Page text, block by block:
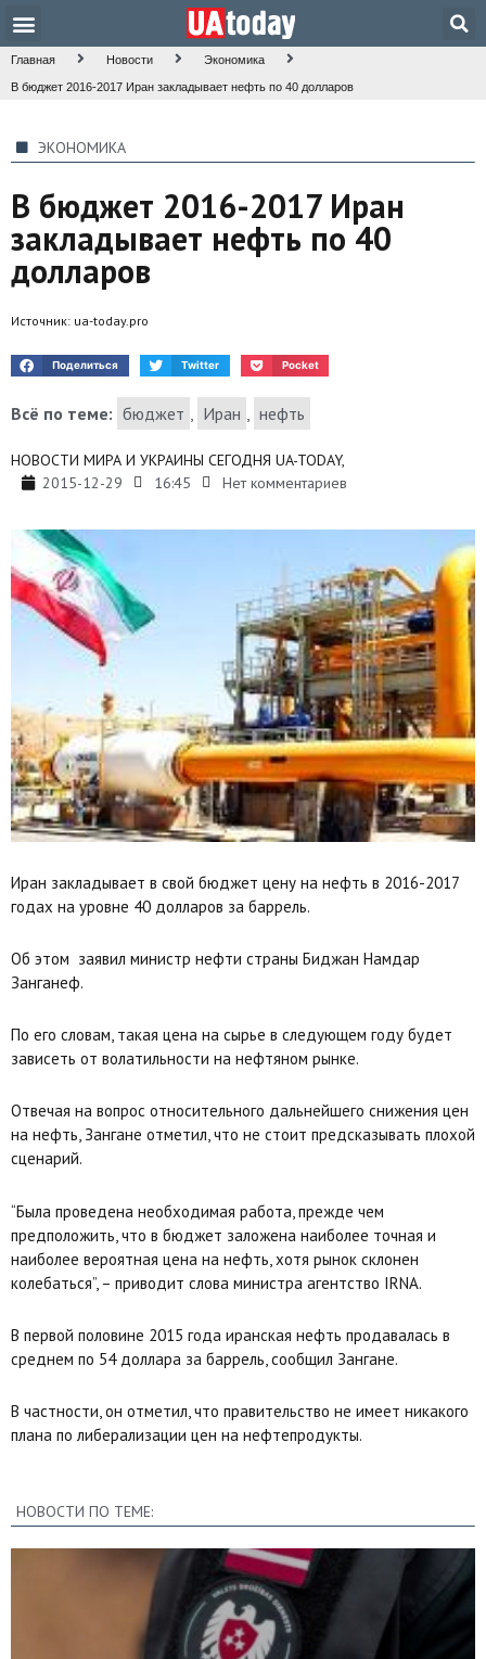
Главная Новости Экономика
В бюджет 2016-2017 Иран закладывает нефть по 40 долларов
ЭКОНОМИКА
В бюджет 2016-2017 Иран
закладывает нефть по 40
долларов
Источник: ua-today.pro
Поделиться Twitter Pocket
Всё по теме: бюджет , Иран , нефть
НОВОСТИ МИРА И УКРАИНЫ СЕГОДНЯ UA-TODAY,
2015-12-29
16:45 Нет комментариев
Иран закладывает в свой бюджет цену на нефть в 2016-2017
годах на уровне 40 долларов за баррель.
Об этом заявил министр нефти страны Биджан Намдар
Занганеф.
По его словам, такая цена на сырье в следующем году будет
зависеть от волатильности на нефтяном рынке.
Отвечая на вопрос относительного дальнейшего снижения цен
на нефть, Зангане отметил, что не стоит предсказывать плохой
сценарий.
“Была проведена необходимая работа, прежде чем
предположить, что в бюджет заложена наиболее точная и
наиболее вероятная цена на нефть, хотя рынок склонен
колебаться”, – приводит слова министра агентство IRNA.
В первой половине 2015 года иранская нефть продавалась в
среднем по 54 доллара за баррель, сообщил Зангане.
В частности, он отметил, что правительство не имеет никакого
плана по либерализации цен на нефтепродукты.
НОВОСТИ ПО ТЕМЕ: